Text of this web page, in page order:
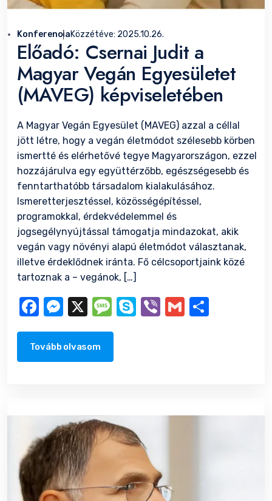
KonferenciaKözzétéve: 2025.10.26.
Előadó: Csernai Judit a
Magyar Vegán Egyesületet
(MAVEG) képviseletében
A Magyar Vegán Egyesület (MAVEG) azzal a céllal
jött létre, hogy a vegán életmódot szélesebb körben
ismertté és elérhetővé tegye Magyarországon, ezzel
hozzájárulva egy együttérzőbb, egészségesebb és
fenntarthatóbb társadalom kialakulásához.
Ismeretterjesztéssel, közösségépítéssel,
programokkal, érdekvédelemmel és
jogsegélynyújtással támogatja mindazokat, akik
vegán vagy növényi alapú életmódot választanak,
illetve érdeklődnek iránta. Fő célcsoportjaink közé
tartoznak a – vegánok, […]
Facebook
Messenger
X Message
Skype
ViberGmailOssza
Tovább olvasom